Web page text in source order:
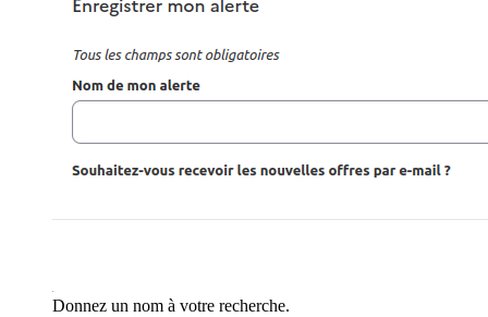
Donnez un nom à votre recherche.